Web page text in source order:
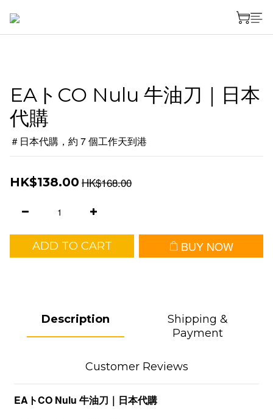
EAトCO Nulu 牛油刀｜日本
代購
＃日本代購，約 7 個工作天到港
HK$138.00 HK$168.00
ADD TO CART BUY NOW
Description
Shipping &
Payment
Customer Reviews
EAトCO Nulu 牛油刀｜日本代購